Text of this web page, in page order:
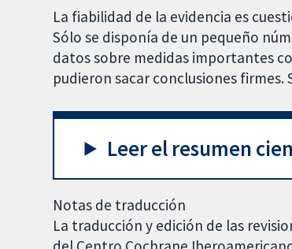
La fiabilidad de la evidencia es
Sólo se disponía de un pequeño
datos sobre medidas importantes
pudieron sacar conclusiones firmes.
Leer el resumen
Notas de traducción
La traducción y edición de las